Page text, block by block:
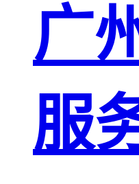
广
服